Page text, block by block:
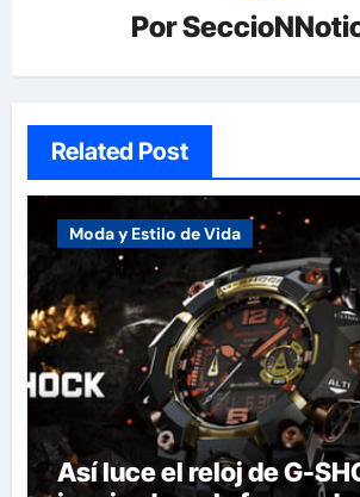
Por
Related Post
Moda y Estilo de Vida
Así luce el reloj de G-